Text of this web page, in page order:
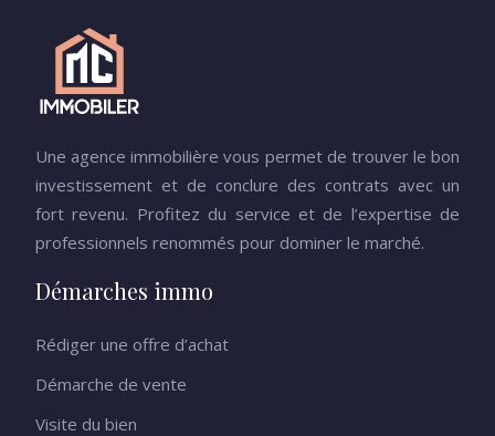
Une agence immobilière vous permet de trouver le bon
investissement et de conclure des contrats avec un
fort revenu. Profitez du service et de l’expertise de
professionnels renommés pour dominer le marché.
Démarches immo
Rédiger une offre d’achat
Démarche de vente
Visite du bien